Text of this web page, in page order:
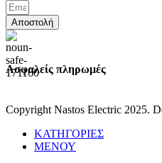
Αποστολή
Ασφαλείς πληρωμές
Copyright Nastos Electric 2025.
ΚΑΤΗΓΟΡΙΕΣ
ΜΕΝΟΥ